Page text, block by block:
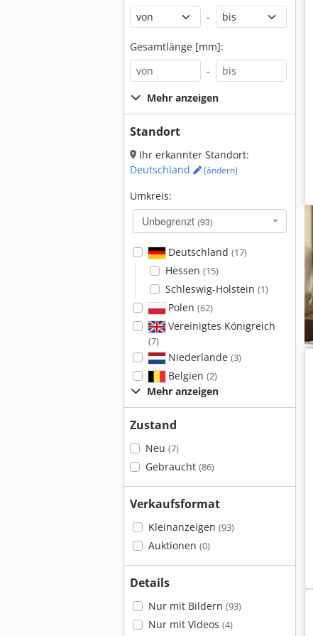
-
Gesamtlänge [mm]:
-
Mehr anzeigen
Standort
Ihr erkannter Standort:
Deutschland
(ändern)
Umkreis:
Unbegrenzt (93)
Deutschland (17)
Hessen (15)
Schleswig-Holstein (1)
Polen (62)
Vereinigtes Königreich
(7)
Niederlande (3)
Belgien (2)
Mehr anzeigen
Zustand
Neu (7)
Gebraucht (86)
Verkaufsformat
Kleinanzeigen (93)
Auktionen (0)
Details
Nur mit Bildern (93)
Nur mit Videos (4)